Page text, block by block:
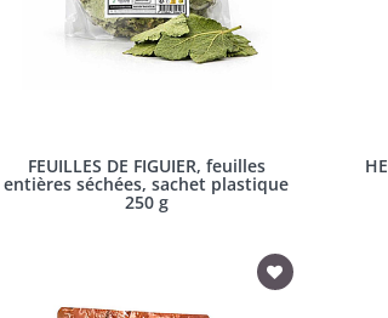
FEUILLES DE FIGUIER, feuilles
entières séchées, sachet plastique
250 g